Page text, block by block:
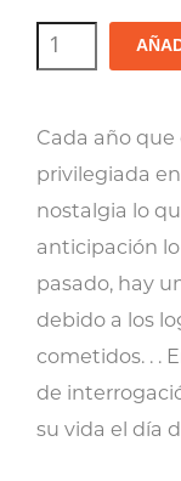
Una
paz
Cada año
privilegiada
nostalgia lo
anticipación
pasado, hay
debido a los
cometidos. . .
de
su vida el día